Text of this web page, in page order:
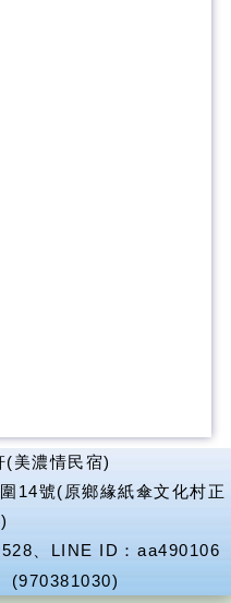
(美濃情民宿)
14號(原鄉緣紙傘文化村正
、LINE ID：aa490106
(970381030)